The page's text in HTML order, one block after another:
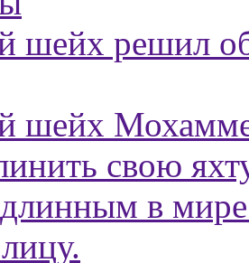
шейх решил
шейх
свою
в